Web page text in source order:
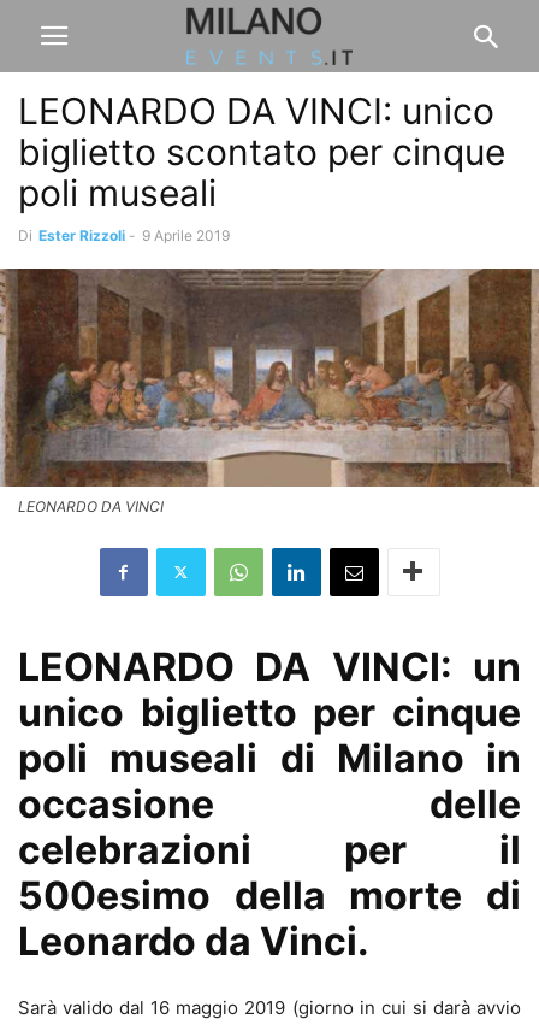
LEONARDO DA VINCI: unico
biglietto scontato per cinque
poli museali
Di Ester Rizzoli - 9 Aprile 2019
LEONARDO DA VINCI
LEONARDO DA VINCI: un
unico biglietto per cinque
poli museali di Milano in
occasione delle
celebrazioni per il
500esimo della morte di
Leonardo da Vinci.
Sarà valido dal 16 maggio 2019 (giorno in cui si darà avvio